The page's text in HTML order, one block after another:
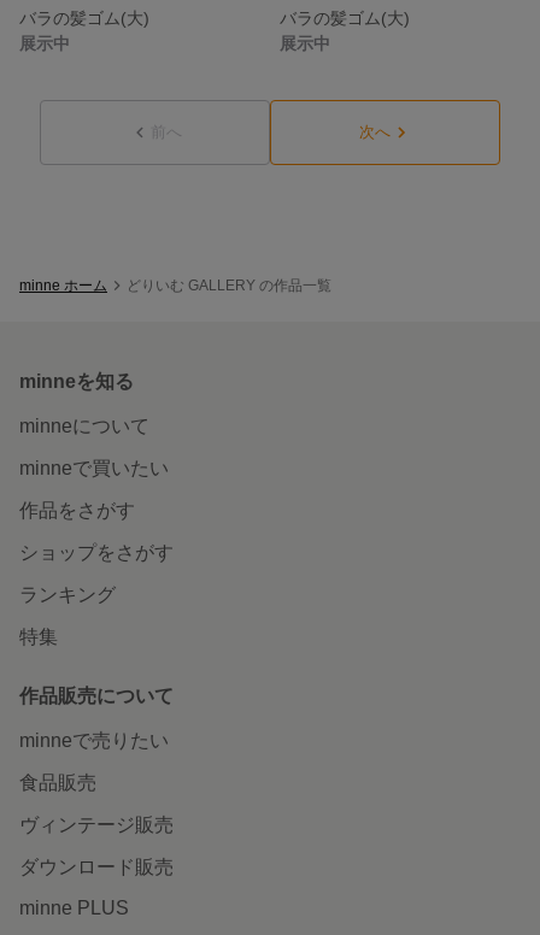
バラの髪ゴム(大)
展示中
バラの髪ゴム(大)
展示中
前へ 次へ
minne ホーム どりいむ GALLERY の作品一覧
minneを知る
minneについて
minneで買いたい
作品をさがす
ショップをさがす
ランキング
特集
作品販売について
minneで売りたい
食品販売
ヴィンテージ販売
ダウンロード販売
minne PLUS